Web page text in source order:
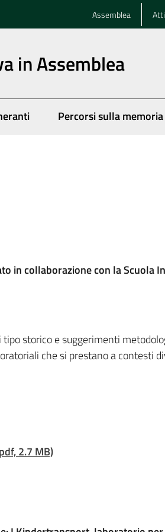
Assemblea
in Assemblea
Percorsi sulla memoria
in collaborazione con la Scuola
storico e suggerimenti
che si prestano a contesti
2.7 MB)